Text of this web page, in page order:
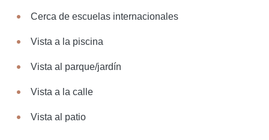
Cerca de escuelas internacionales
Vista a la piscina
Vista al parque/jardín
Vista a la calle
Vista al patio